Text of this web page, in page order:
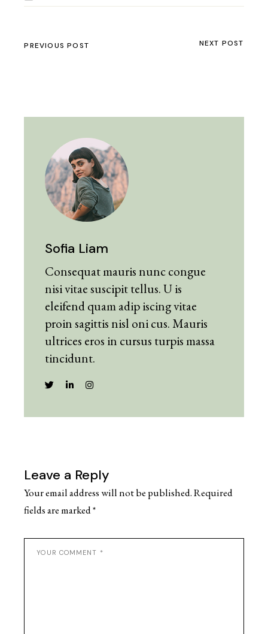
PREVIOUS POST NEXT POST
Sofia Liam
Consequat mauris nunc congue
nisi vitae suscipit tellus. U is
eleifend quam adip iscing vitae
proin sagittis nisl oni cus. Mauris
ultrices eros in cursus turpis massa
tincidunt.
Leave a Reply
Your email address will not be published.Required
fields are marked*